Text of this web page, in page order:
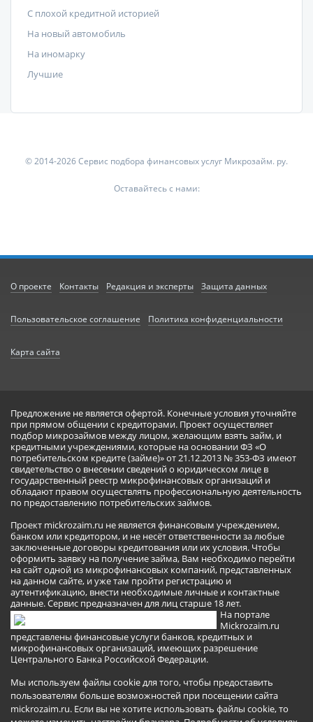
С плохой кредитной историей
На новый автомобиль
На иномарку
Лучшие
© 2014-2026 Сервис подбора финансовых услуг Микрозайм. ру.
Оставайтесь с нами:
О проекте Контакты Редакция и эксперты Защита данных
Пользовательское соглашение Политика конфиденциальности
Карта сайта
Предложение не является офертой. Конечные условия уточняйте
при прямом общении с кредиторами. Проект осуществляет
подбор микрозаймов между лицом, желающим взять займ, и
кредитными учреждениями, которые на основании ФЗ «О
потребительском кредите (займе)» от 21.12.2013 № 353-ФЗ имеют
свидетельство о внесении сведений о юридическом лице в
государственный реестр микрофинансовых организаций и
обладают правом осуществлять профессиональную деятельность
по предоставлению потребительских займов.
Проект mickrozaim.ru не является финансовым учреждением,
банком или кредитором, и не несёт ответственности за любые
заключенные договоры кредитования или их условия. Чтобы
оформить заявку на получение займа, Вам необходимо перейти
на сайт одной из микрофинансовых компаний, представленных
на данном сайте, и уже там пройти регистрацию и
аутентификацию, внести необходимые личные и контактные
данные. Сервис предназначен для лиц старше 18 лет.
На портале
Mickrozaim.ru
представлены финансовые услуги банков, кредитных и
микрофинансовых организаций, имеющих разрешение
Центрального Банка Российской Федерации.
Мы используем файлы cookie для того, чтобы предоставить
пользователям больше возможностей при посещении сайта
mickrozaim.ru. Если вы не хотите использовать файлы cookie, то